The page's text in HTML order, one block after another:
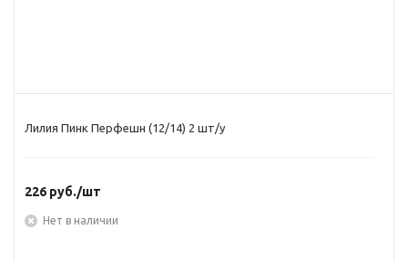
Лилия Пинк Перфешн (12/14) 2 шт/у
226 руб./шт
Нет в наличии